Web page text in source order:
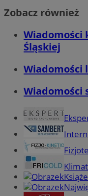
Zobacz również
Wiadomości
Śląskiej
Wiadomości
Wiadomości